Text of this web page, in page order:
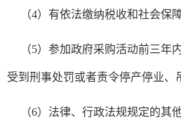
（4）有依法缴纳税收和社会保
（5）参加政府采购活动前三
受到刑事处罚或者责令停产停业
（6）法律、行政法规规定的其